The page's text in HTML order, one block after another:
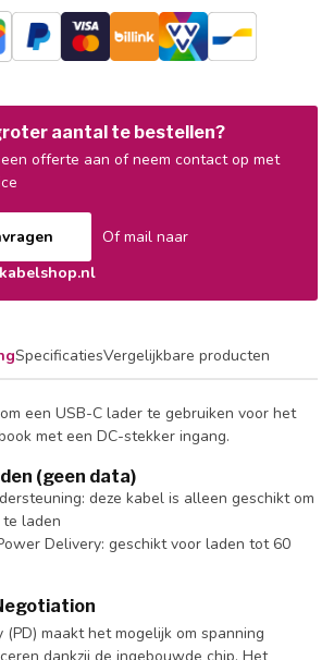
aantal te bestellen?
offerte aan of neem contact op met
Of mail naar
SpecificatiesVergelijkbare producten
een USB-C lader te gebruiken voor het
met een DC-stekker ingang.
(geen data)
deze kabel is alleen geschikt om
laden
Delivery: geschikt voor laden tot 60
maakt het mogelijk om spanning